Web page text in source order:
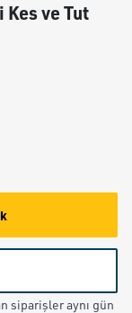
Kes ve Tut
siparişler aynı gün